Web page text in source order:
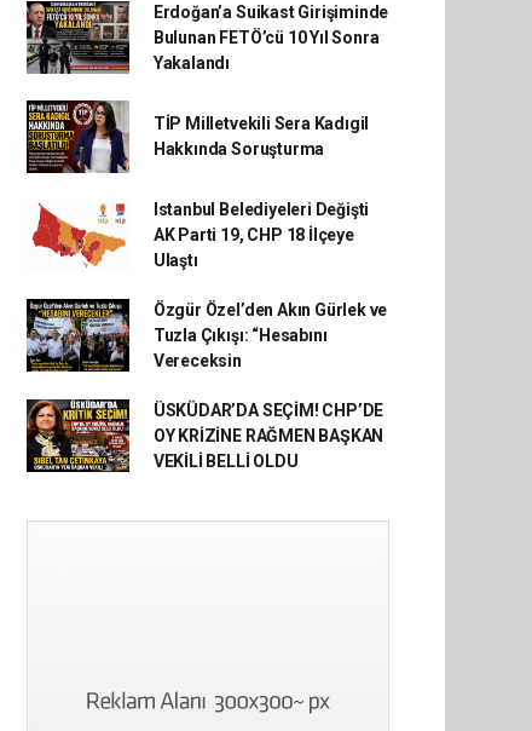
Erdoğan’a Suikast Girişiminde
Bulunan FETÖ’cü 10 Yıl Sonra
Yakalandı
TİP Milletvekili Sera Kadıgil
Hakkında Soruşturma
Istanbul Belediyeleri Değişti
AK Parti 19, CHP 18 İlçeye
Ulaştı
Özgür Özel’den Akın Gürlek ve
Tuzla Çıkışı: “Hesabını
Vereceksin
ÜSKÜDAR’DA SEÇİM! CHP’DE
OY KRİZİNE RAĞMEN BAŞKAN
VEKİLİ BELLİ OLDU